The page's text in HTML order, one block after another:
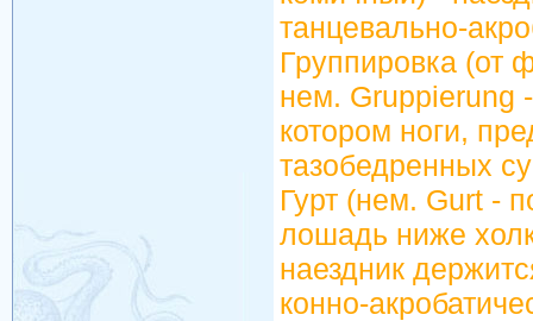
танцевально-
Группировка (от
нем. Gruppierung
котором ноги,
тазобедренных
Гурт (нем. Gurt -
лошадь ниже
наездник
конно-